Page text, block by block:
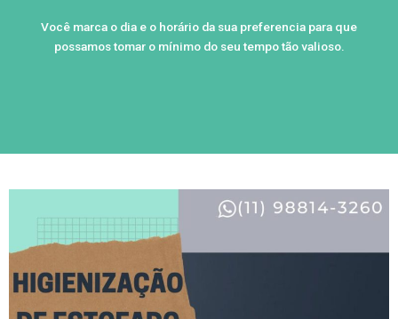
Você marca o dia e o horário da sua preferencia para que
possamos tomar o mínimo do seu tempo tão valioso.